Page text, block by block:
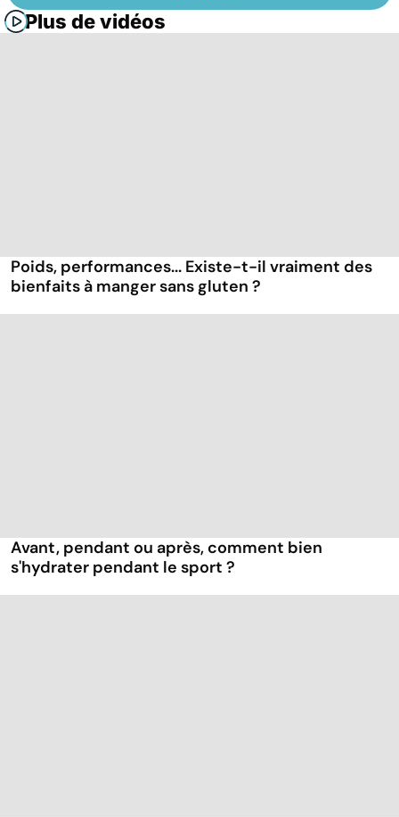
Plus de vidéos
Poids, performances... Existe-t-il vraiment des
bienfaits à manger sans gluten ?
Avant, pendant ou après, comment bien
s'hydrater pendant le sport ?